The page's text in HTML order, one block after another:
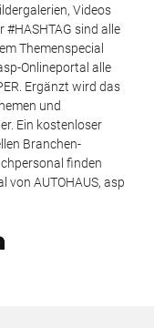
Videos
#HASHTAG sind alle
Themenspecial
Onlineportal alle
Ergänzt wird das
und
Ein kostenloser
Branchen-
finden
AUTOHAUS, asp